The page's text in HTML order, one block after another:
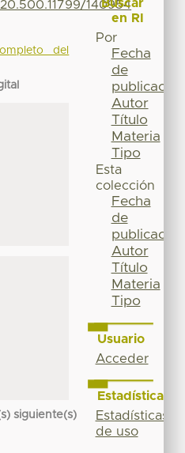
140954
del
siguiente(s)
Buscar
en RI
Por
Fecha
de
publicación
Autor
Título
Materia
Tipo
Esta
colección
Fecha
de
publicación
Autor
Título
Materia
Tipo
Usuario
Acceder
Estadísticas
Estadísticas
de uso